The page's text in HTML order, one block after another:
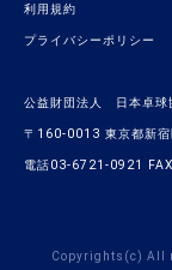
利用規約
プライバシーポリシー
公益財団法人 日本卓球
〒160-0013 東京都新
電話03-6721-0921
Copyrights(c) All